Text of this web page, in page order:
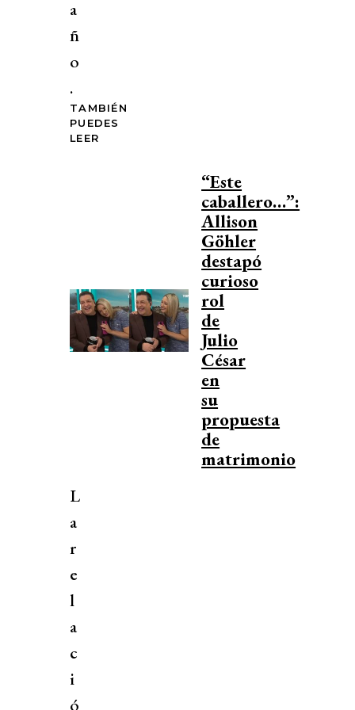
a
ñ
o
.
TAMBIÉN
PUEDES
LEER
“Este
caballero…”:
Allison
Göhler
destapó
curioso
rol
de
Julio
César
en
su
propuesta
de
matrimonio
L
a
r
e
l
a
c
i
ó